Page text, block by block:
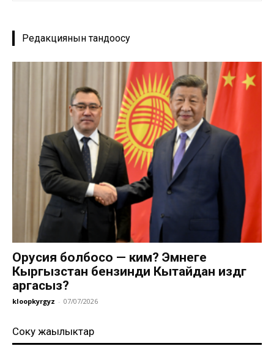
Редакциянын тандоосу
Орусия болбосо — ким? Эмнеге
Кыргызстан бензинди Кытайдан издөөгө
аргасыз?
kloopkyrgyz - 07/07/2026
Соңку жаңылыктар